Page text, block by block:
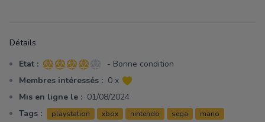
Détails
Etat : 4 sur 5 étoiles
- Bonne condition
Membres intéressés : 0 x
Mis en ligne le : 01/08/2024
Tags :
playstation xbox nintendo sega mario